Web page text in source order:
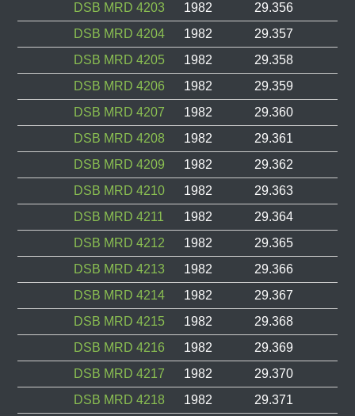
DSB MRD 4203
1982
29.356
DSB MRD 4204
1982
29.357
DSB MRD 4205
1982
29.358
DSB MRD 4206
1982
29.359
DSB MRD 4207
1982
29.360
DSB MRD 4208
1982
29.361
DSB MRD 4209
1982
29.362
DSB MRD 4210
1982
29.363
DSB MRD 4211
1982
29.364
DSB MRD 4212
1982
29.365
DSB MRD 4213
1982
29.366
DSB MRD 4214
1982
29.367
DSB MRD 4215
1982
29.368
DSB MRD 4216
1982
29.369
DSB MRD 4217
1982
29.370
DSB MRD 4218
1982
29.371